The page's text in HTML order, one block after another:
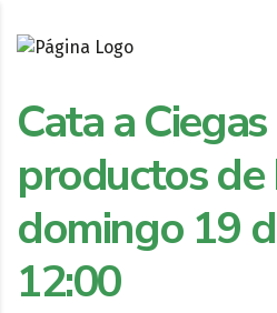
Cata a
productos de
domingo 19
12:00